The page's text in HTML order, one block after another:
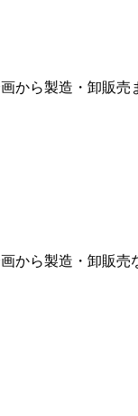
から製造・卸販売
から製造・卸販売